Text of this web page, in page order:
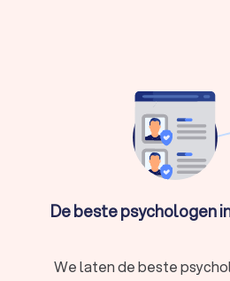
Soorten
Er zijnKlinisch
GZ-psycholoog:
De beste psychologen
We laten de beste